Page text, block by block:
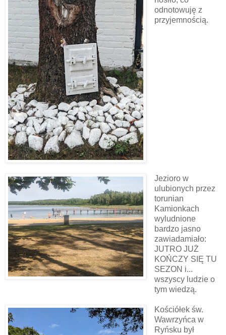
odnotowuję z
przyjemnością.
Jezioro w
ulubionych przez
torunian
Kamionkach
wyludnione
bardzo jasno
zawiadamiało:
JUTRO JUŻ
KOŃCZY SIĘ TU
SEZON i...
wszyscy ludzie o
tym wiedzą.
Kościółek św.
Wawrzyńca w
Ryńsku był